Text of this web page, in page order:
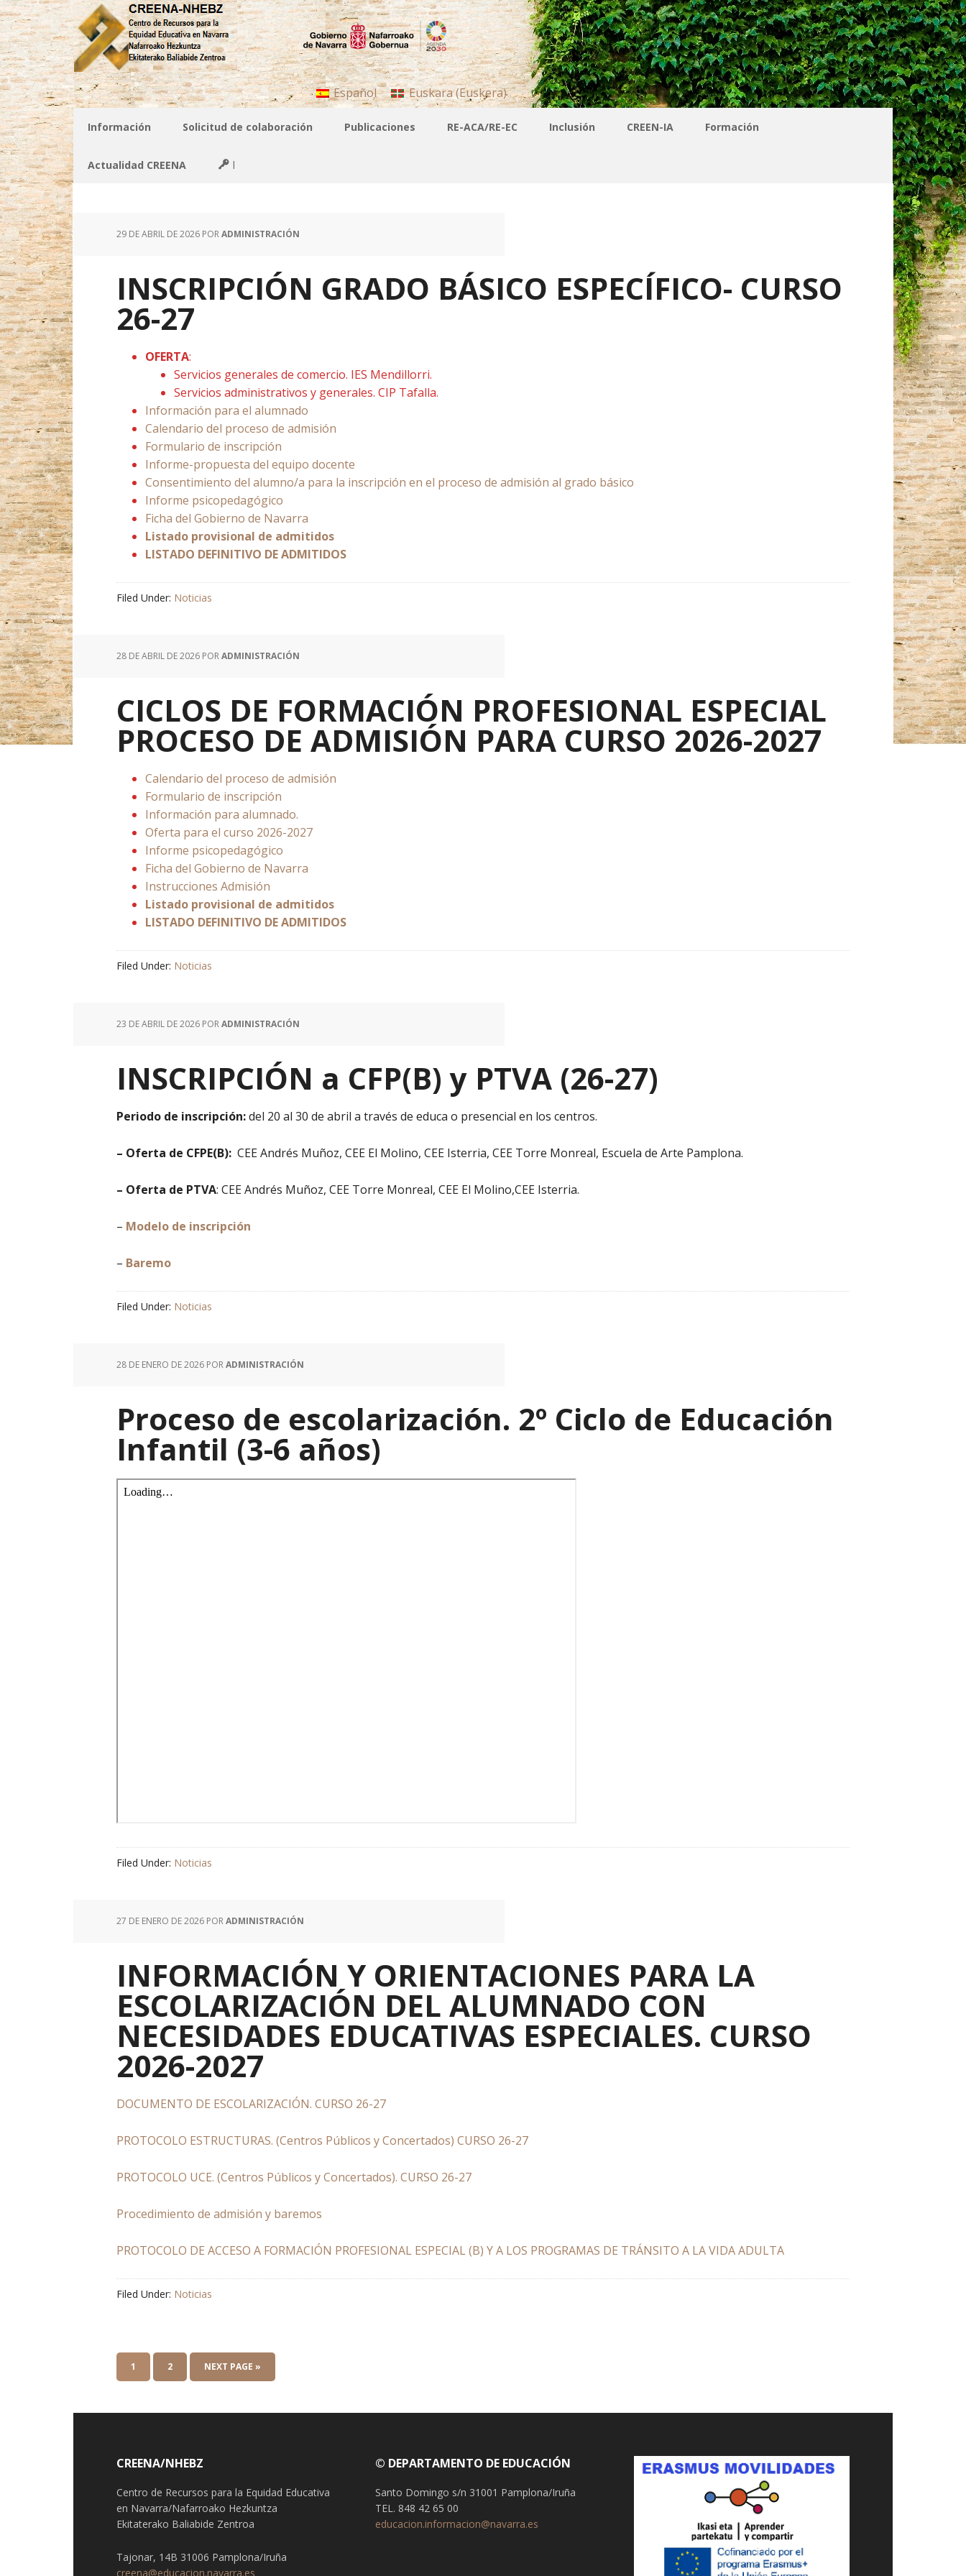
Español Euskara(Euskera)
Información Solicitud de colaboración Publicaciones RE-ACA/RE-EC Inclusión CREEN-IA Formación
Actualidad CREENA l
29 DE ABRIL DE 2026 PORADMINISTRACIÓN
INSCRIPCIÓN GRADO BÁSICO ESPECÍFICO- CURSO
26-27
OFERTA:
Servicios generales de comercio. IES Mendillorri.
Servicios administrativos y generales. CIP Tafalla.
Información para el alumnado
Calendario del proceso de admisión
Formulario de inscripción
Informe-propuesta del equipo docente
Consentimiento del alumno/a para la inscripción en el proceso de admisión al grado básico
Informe psicopedagógico
Ficha del Gobierno de Navarra
Listado provisional de admitidos
LISTADO DEFINITIVO DE ADMITIDOS
Filed Under: Noticias
28 DE ABRIL DE 2026 PORADMINISTRACIÓN
CICLOS DE FORMACIÓN PROFESIONAL ESPECIAL
PROCESO DE ADMISIÓN PARA CURSO 2026-2027
Calendario del proceso de admisión
Formulario de inscripción
Información para alumnado.
Oferta para el curso 2026-2027
Informe psicopedagógico
Ficha del Gobierno de Navarra
Instrucciones Admisión
Listado provisional de admitidos
LISTADO DEFINITIVO DE ADMITIDOS
Filed Under: Noticias
23 DE ABRIL DE 2026 PORADMINISTRACIÓN
INSCRIPCIÓN a CFP(B) y PTVA (26-27)
Periodo de inscripción:del 20 al 30 de abril a través de educa o presencial en los centros.
– Oferta de CFPE(B): CEE Andrés Muñoz, CEE El Molino, CEE Isterria, CEE Torre Monreal, Escuela de Arte Pamplona.
– Oferta de PTVA: CEE Andrés Muñoz, CEE Torre Monreal, CEE El Molino,CEE Isterria.
– Modelo de inscripción
– Baremo
Filed Under: Noticias
28 DE ENERO DE 2026 PORADMINISTRACIÓN
Proceso de escolarización. 2º Ciclo de Educación
Infantil (3-6 años)
Filed Under: Noticias
27 DE ENERO DE 2026 PORADMINISTRACIÓN
INFORMACIÓN Y ORIENTACIONES PARA LA
ESCOLARIZACIÓN DEL ALUMNADO CON
NECESIDADES EDUCATIVAS ESPECIALES. CURSO
2026-2027
DOCUMENTO DE ESCOLARIZACIÓN. CURSO 26-27
PROTOCOLO ESTRUCTURAS. (Centros Públicos y Concertados) CURSO 26-27
PROTOCOLO UCE. (Centros Públicos y Concertados). CURSO 26-27
Procedimiento de admisión y baremos
PROTOCOLO DE ACCESO A FORMACIÓN PROFESIONAL ESPECIAL (B) Y A LOS PROGRAMAS DE TRÁNSITO A LA VIDA ADULTA
Filed Under: Noticias
1 2 NEXT PAGE »
CREENA/NHEBZ
Centro de Recursos para la Equidad Educativa
en Navarra/Nafarroako Hezkuntza
Ekitaterako Baliabide Zentroa
Tajonar, 14B 31006 Pamplona/Iruña
creena@educacion.navarra.es
© DEPARTAMENTO DE EDUCACIÓN
Santo Domingo s/n 31001 Pamplona/Iruña
TEL. 848 42 65 00
educacion.informacion@navarra.es